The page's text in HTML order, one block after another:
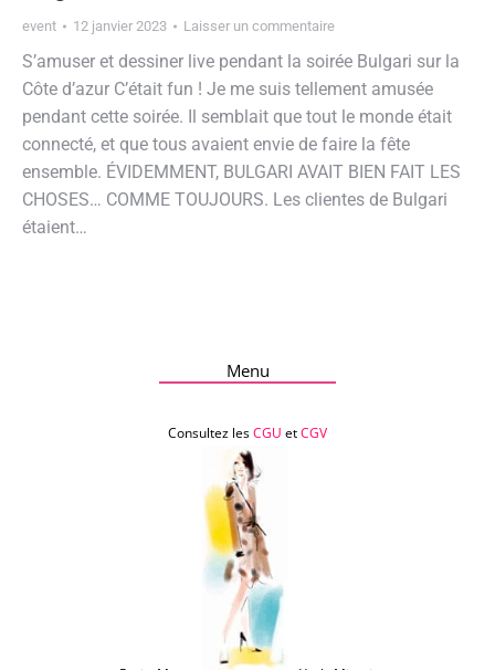
event 12 janvier 2023 Laisser un commentaire
S’amuser et dessiner live pendant la soirée Bulgari sur la
Côte d’azur C’était fun ! Je me suis tellement amusée
pendant cette soirée. Il semblait que tout le monde était
connecté, et que tous avaient envie de faire la fête
ensemble. ÉVIDEMMENT, BULGARI AVAIT BIEN FAIT LES
CHOSES… COMME TOUJOURS. Les clientes de Bulgari
étaient…
Menu
Consultez lesCGU etCGV